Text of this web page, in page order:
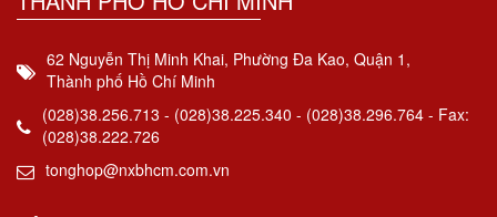
62 Nguyễn Thị Minh Khai, Phường Đa Kao, Quận 1,
Thành phố Hồ Chí Minh
(028)38.256.713 - (028)38.225.340 - (028)38.296.764 - Fax:
(028)38.222.726
tonghop@nxbhcm.com.vn